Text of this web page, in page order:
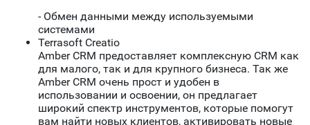
- Обмен данными между используемыми
системами
Terrasoft Creatio
Amber CRM предоставляет комплексную CRM как
для малого, так и для крупного бизнеса. Так же
Amber CRM очень прост и удобен в
использовании и освоении, он предлагает
широкий спектр инструментов, которые помогут
вам найти новых клиентов, активировать новые